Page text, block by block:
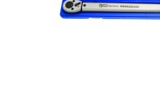
Hidrauliskie instrumenti,
preses, pacēlāji, turētāji (78)